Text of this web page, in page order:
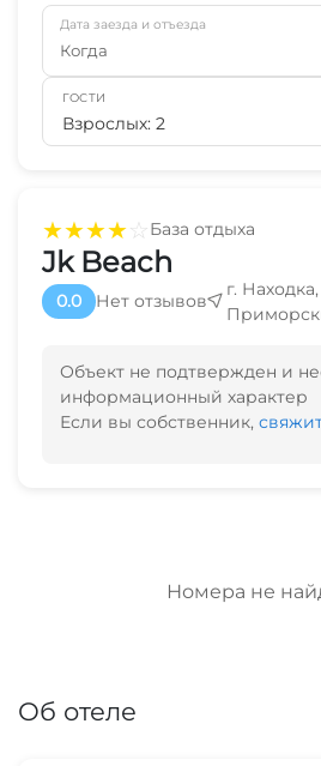
★★★★☆База отдыха
Jk Beach
0.0 Нет отзывов
г.
Объект не подтвержден и
информационный характер
Если вы собственник,
Номера не
Об отеле
Дата заезда и отъезда
Когда
ГОСТИ
Взрослых: 2